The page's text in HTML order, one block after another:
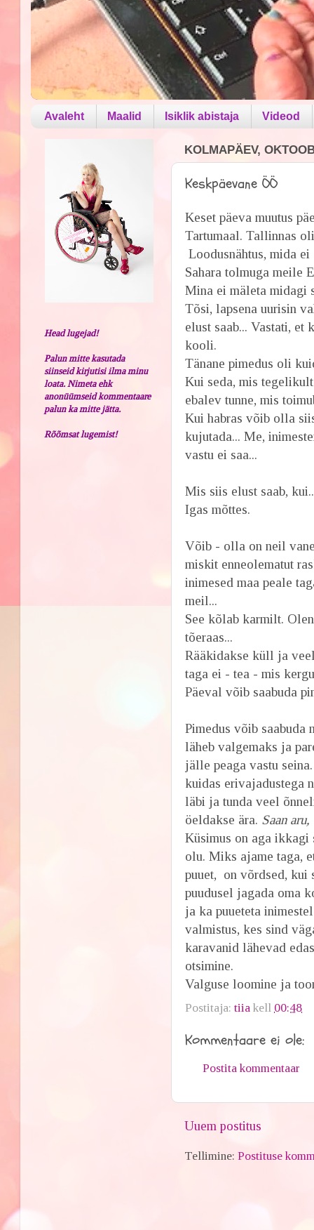
Avaleht Maalid Isiklik abistaja Videod
KOLMAPÄEV,
Keskpäevane ÖÖ
Keset päeva muutus
Tartumaal. Tallinnas
Loodusnähtus, mida
Sahara tolmuga meile
Mina ei mäleta midagi
Tõsi, lapsena uurisin
elust saab... Vastati, et
kooli.
Tänane pimedus oli
Kui seda, mis
ebalev tunne, mis
Kui habras võib olla
kujutada... Me,
vastu ei saa...
Mis siis elust saab,
Igas mõttes.
Võib - olla on neil
miskit enneolematut
inimesed maa peale
meil...
See kõlab karmilt.
tõeraas...
Rääkidakse küll ja
taga ei - tea - mis
Päeval võib saabuda
Pimedus võib
läheb valgemaks ja
jälle peaga vastu
kuidas erivajadustega
läbi ja tunda veel
öeldakse ära. Saan
Küsimus on aga
olu. Miks ajame taga,
puuet, on võrdsed, kui
puudusel jagada oma
ja ka puueteta
valmistus, kes sind
karavanid lähevad
otsimine.
Valguse loomine ja
Postitaja:tiia kell 00:48
Kommentaare ei ole:
Postita kommentaar
Uuem postitus
Tellimine:Postituse
Head lugejad!
Palun mitte kasutada
siinseid kirjutisi ilma minu
loata. Nimeta ehk
anonüümseid kommentaare
palun ka mitte jätta.
Rõõmsat lugemist!